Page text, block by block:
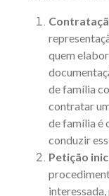
quem
de família
contratar
de família é
conduzir
Petição